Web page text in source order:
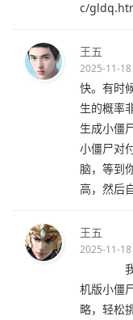
c/
王五
2025-11-
快。有时
生的概率
生成小僵
小僵尸对
脑，等到
高，然后
王五
2025-11-
我的世
机版小僵
略，轻